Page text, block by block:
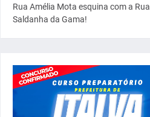
Rua Amélia Mota esquina com a Rua
Saldanha da Gama!